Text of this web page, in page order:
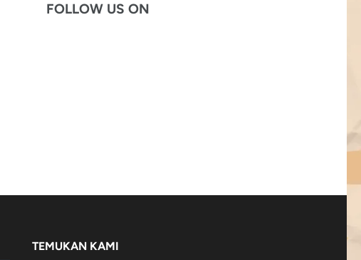
FOLLOW US ON
TEMUKAN KAMI